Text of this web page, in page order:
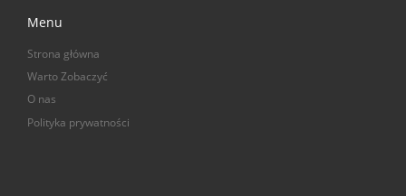
Menu
Strona główna
Warto Zobaczyć
O nas
Polityka prywatności